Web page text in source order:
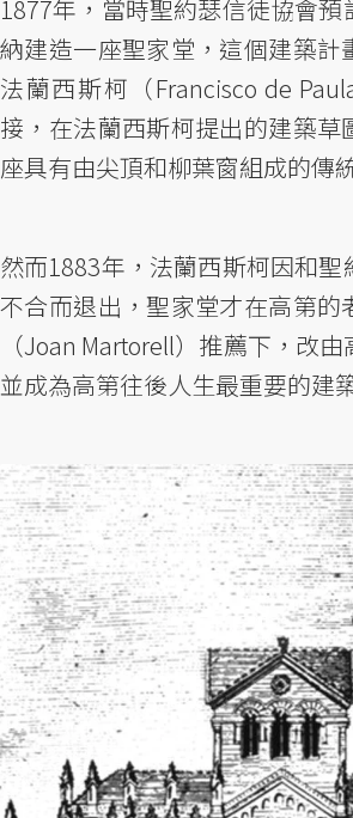
1877年，當時聖約瑟信徒協會
納建造一座聖家堂，這個建築計
法蘭西斯柯（Francisco de
接，在法蘭西斯柯提出的建築草
座具有由尖頂和柳葉窗組成的傳
然而1883年，法蘭西斯柯因和
不合而退出，聖家堂才在高第的
（Joan Martorell）推薦下，改
並成為高第往後人生最重要的建